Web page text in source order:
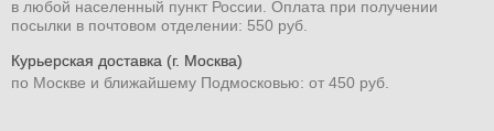
в любой населенный пункт России. Оплата при получении
посылки в почтовом отделении: 550 руб.
Курьерская доставка (г. Москва)
по Москве и ближайшему Подмосковью: от 450 руб.